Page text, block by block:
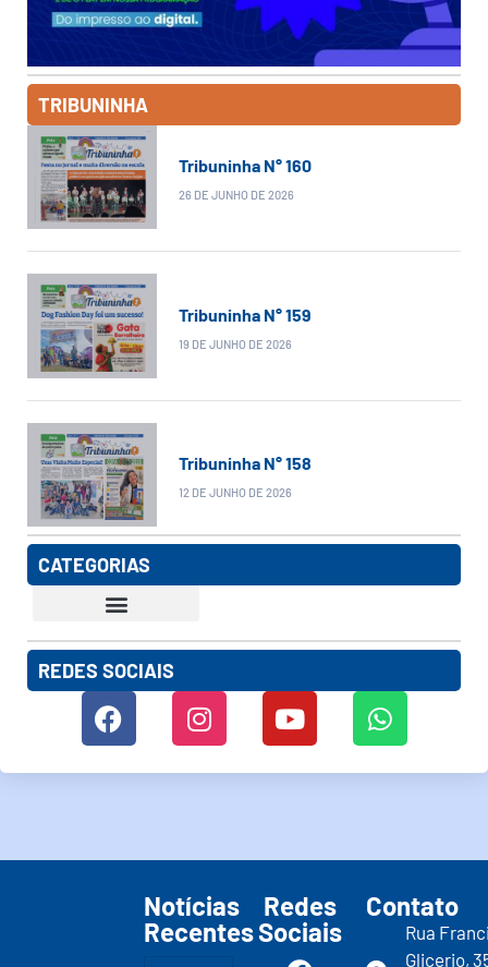
TRIBUNINHA
Tribuninha N° 160
26 DE JUNHO DE 2026
Tribuninha N° 159
19 DE JUNHO DE 2026
Tribuninha N° 158
12 DE JUNHO DE 2026
CATEGORIAS
REDES SOCIAIS
Notícias
Recentes
Redes
Sociais
Contato
Rua
Glicerio,